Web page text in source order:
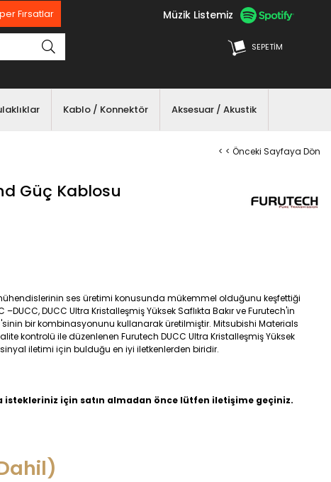
Fırsatlar Müzik Listemiz
SEPETIM
Kablo / Konnektör Aksesuar / Akustik
< < Önceki Sayfaya Dön
Güç Kablosu
ses üretimi konusunda mükemmel olduğunu keşfettiği
DUCC Ultra Kristalleşmiş Yüksek Saflıkta Bakır ve Furutech'in
bir kombinasyonunu kullanarak üretilmiştir. Mitsubishi Materials
kontrolü ile düzenlenen Furutech DUCC Ultra Kristalleşmiş Yüksek
iletimi için bulduğu en iyi iletkenlerden biridir.
istekleriniz için satın almadan önce lütfen iletişime geçiniz.